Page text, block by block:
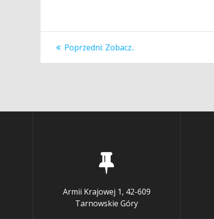
Nawigacja
wpisu
Poprzedni: Poprzedni
Zobacz..
Armii Krajowej 1, 42-609
Tarnowskie Góry